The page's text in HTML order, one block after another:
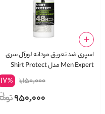
اسپری ضد تعریق مردانه لورآل سری
Men Expert مدل Shirt Protect
1,150,000
17%
950,000